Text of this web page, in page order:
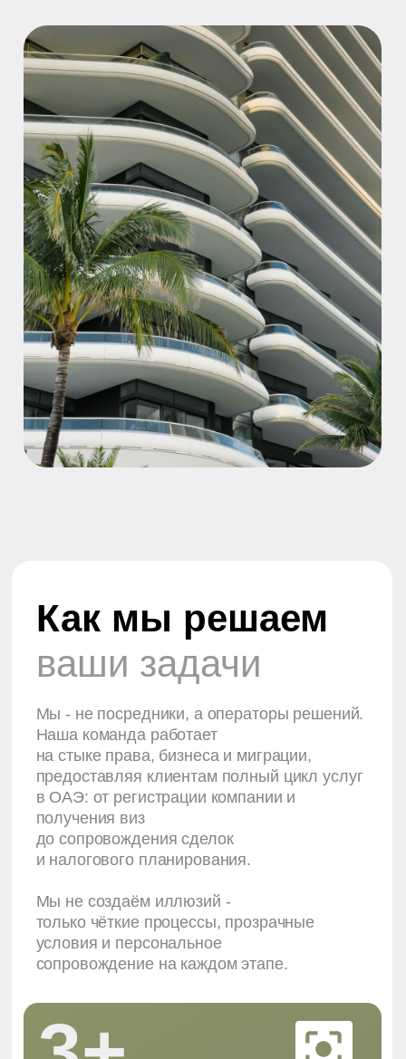
Мы - не посредники, а операторы решений.
Наша команда работает
на стыке права, бизнеса и миграции,
предоставляя клиентам полный цикл услуг
в ОАЭ: от регистрации компании и
получения виз
до сопровождения сделок
и налогового планирования.
Мы не создаём иллюзий -
только чёткие процессы, прозрачные
условия и персональное
сопровождение на каждом этапе.
Как мы решаем
ваши задачи
Оплата по результату.
Без рисков. Без авансов.
Только после выполнения задачи.
0%
Предоплаты.
Оставить заявку
Услуги от корпоративного консалтинга
до вида на жительство
и сопровождения инвестиций.
100+
Решений для вас.
документообороте и работе
с госструктурами.
Написать в Whats'App